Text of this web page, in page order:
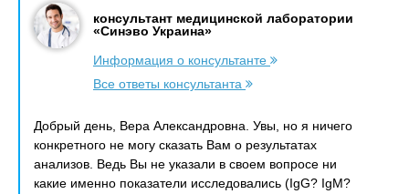
консультант медицинской лаборатории
«Синэво Украина»
Информация о консультанте
Все ответы консультанта
Добрый день, Вера Александровна. Увы, но я ничего
конкретного не могу сказать Вам о результатах
анализов. Ведь Вы не указали в своем вопросе ни
какие именно показатели исследовались (IgG? IgМ?